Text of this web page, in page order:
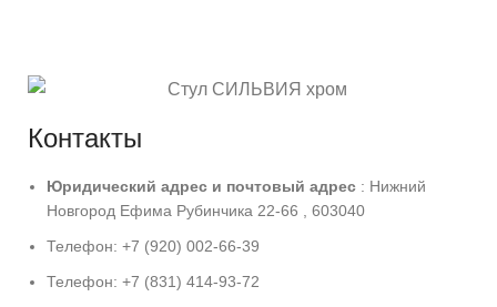
Контакты
Юридический адрес и почтовый адрес : Нижний
Новгород Ефима Рубинчика 22-66 , 603040
Телефон: +7 (920) 002-66-39
Телефон: +7 (831) 414-93-72